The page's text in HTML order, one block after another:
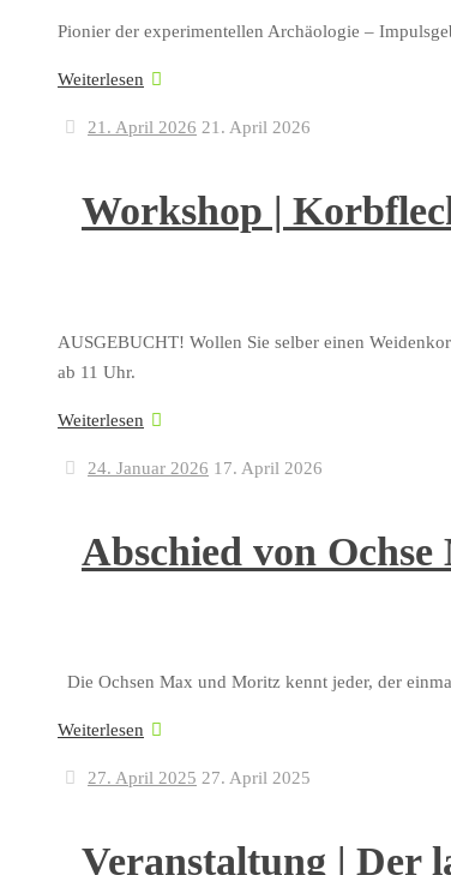
Pionier der experimentellen Archäologie –
Weiterlesen
21. April 2026 21. April 2026
Workshop |
AUSGEBUCHT! Wollen Sie selber einen
ab 11 Uhr.
Weiterlesen
24. Januar 2026 17. April 2026
Abschied von
Die Ochsen Max und Moritz kennt jeder, der
Weiterlesen
27. April 2025 27. April 2025
Veranstaltung | Der